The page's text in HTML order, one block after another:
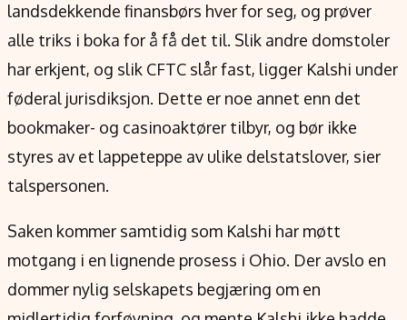
landsdekkende finansbørs hver for seg, og prøver
alle triks i boka for å få det til. Slik andre domstoler
har erkjent, og slik CFTC slår fast, ligger Kalshi under
føderal jurisdiksjon. Dette er noe annet enn det
bookmaker- og casinoaktører tilbyr, og bør ikke
styres av et lappeteppe av ulike delstatslover, sier
talspersonen.
Saken kommer samtidig som Kalshi har møtt
motgang i en lignende prosess i Ohio. Der avslo en
dommer nylig selskapets begjæring om en